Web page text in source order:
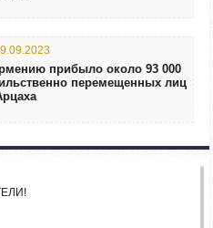
прибыло около 93 000
перемещенных лиц